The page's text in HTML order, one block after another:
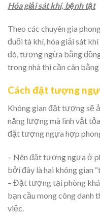
Hóa giải sát khí, bệnh tật
Theo các chuyên gia
đuổi tà khí, hóa giải sát
đó, tượng ngừa bằng
trong nhà thì cần cân
Cách đặt tượng
Không gian đặt tượng sẽ
năng lượng mà linh vật
đặt tượng ngựa hợp
– Nên đặt tượng ngựa ở
bởi đây là hai không gian
– Đặt tượng tại phòng
bạn cầu mong công danh
việc.